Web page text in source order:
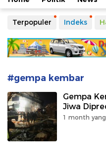
Terpopuler Indeks
#gempa kembar
Gempa
Jiwa
1 month